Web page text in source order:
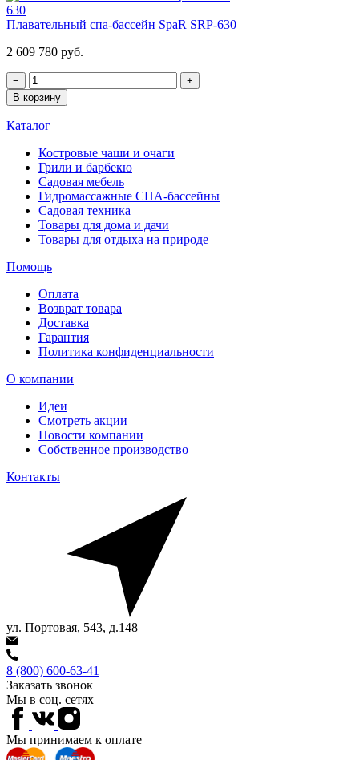
Плавательный спа-бассейн SpaR SRP-630
2 609 780 руб.
−
+
В корзину
Каталог
Костровые чаши и очаги
Грили и барбекю
Садовая мебель
Гидромассажные СПА-бассейны
Садовая техника
Товары для дома и дачи
Товары для отдыха на природе
Помощь
Оплата
Возврат товара
Доставка
Гарантия
Политика конфиденциальности
О компании
Идеи
Смотреть акции
Новости компании
Собственное производство
Контакты
ул. Портовая, 543, д.148
8 (800) 600-63-41
Заказать звонок
Мы в соц. сетях
Мы принимаем к оплате